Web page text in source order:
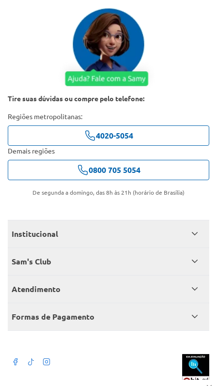
Tire suas dúvidas ou compre pelo telefone:
Regiões metropolitanas:
4020-5054
Demais regiões
0800 705 5054
De segunda a domingo, das 8h às 21h (horário de Brasília)
Institucional
Quem somos
Encontre um Clube
Sam's Club
Seja sócio
Member’s Mark
Atendimento
Fale conosco
Atendimento em libras
Formas de Pagamento